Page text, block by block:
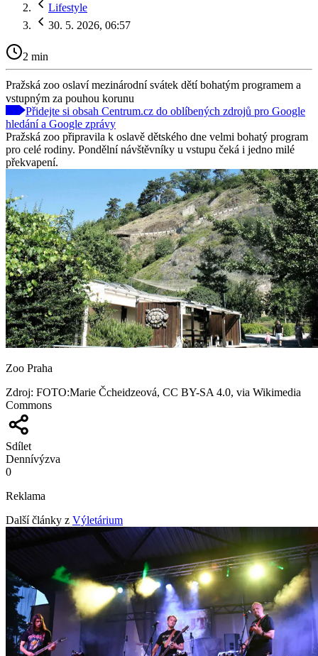
Lifestyle
30. 5. 2026, 06:57
2 min
Pražská zoo oslaví mezinárodní svátek dětí bohatým programem a
vstupným za pouhou korunu
Přidejte si obsah Centrum.cz do oblíbených zdrojů pro Google
hledání a Google zprávy
Pražská zoo připravila k oslavě dětského dne velmi bohatý program
pro celé rodiny. Pondělní návštěvníky u vstupu čeká i jedno milé
překvapení.
Zoo Praha
Zdroj: FOTO:Marie Čcheidzeová, CC BY-SA 4.0, via Wikimedia
Commons
Sdílet
Dennívýzva
0
Reklama
Další články z Výletárium